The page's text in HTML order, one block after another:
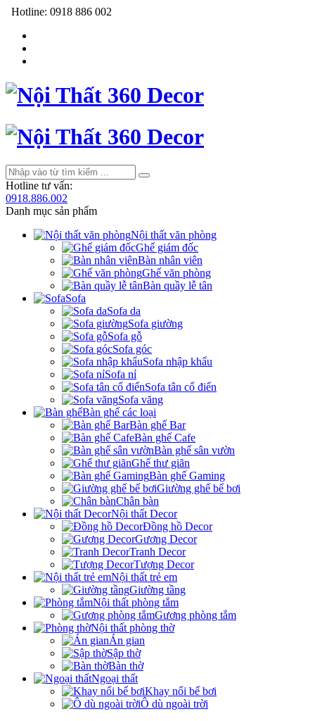
Hotline: 0918 886 002
Hotline tư vấn:
0918.886.002
Danh mục sản phẩm
Nội thất văn phòng
Ghế giám đốc
Bàn nhân viên
Ghế văn phòng
Bàn quầy lễ tân
Sofa
Sofa da
Sofa giường
Sofa gỗ
Sofa góc
Sofa nhập khẩu
Sofa nỉ
Sofa tân cổ điển
Sofa văng
Bàn ghế các loại
Bàn ghế Bar
Bàn ghế Cafe
Bàn ghế sân vườn
Ghế thư giãn
Bàn ghế Gaming
Giường ghế bể bơi
Chân bàn
Nội thất Decor
Đồng hồ Decor
Gương Decor
Tranh Decor
Tượng Decor
Nội thất trẻ em
Giường tầng
Nội thất phòng tắm
Gương phòng tắm
Nội thất phòng thờ
Án gian
Sập thờ
Bàn thờ
Ngoại thất
Khay nổi bể bơi
Ô dù ngoài trời